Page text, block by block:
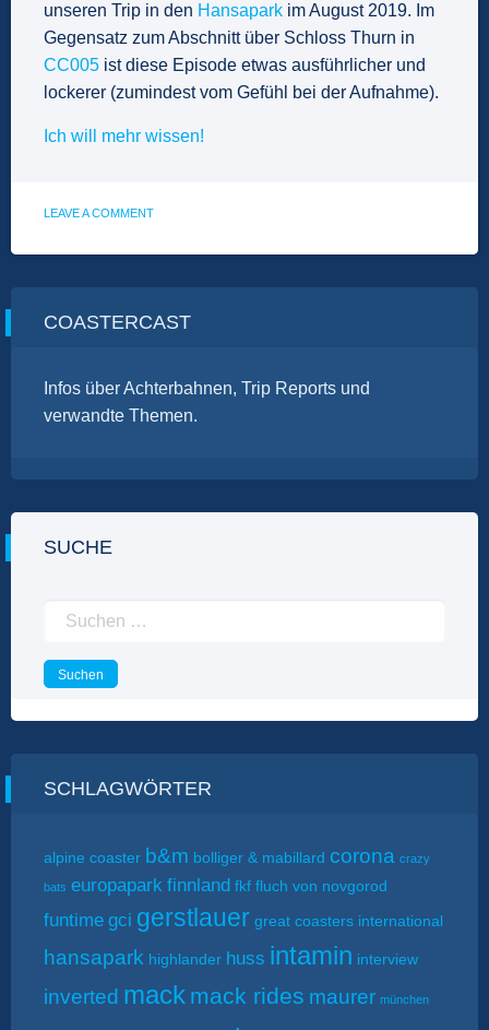
unseren Trip in den Hansapark im August 2019. Im
Gegensatz zum Abschnitt über Schloss Thurn in
CC005 ist diese Episode etwas ausführlicher und
lockerer (zumindest vom Gefühl bei der Aufnahme).
Ich will mehr wissen!
LEAVE A COMMENTON
COASTERCAST
Infos über Achterbahnen, Trip Reports und
verwandte Themen.
SUCHE
Suchen
SCHLAGWÖRTER
alpine coaster b&m bolliger & mabillard corona crazy
bats europapark finnland fkf fluch von novgorod
funtime gci gerstlauer great coasters international
hansapark highlander huss intamin interview
inverted mack mack rides maurer münchen